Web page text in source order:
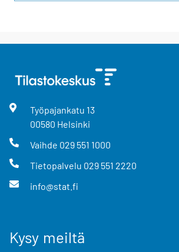
Työpajankatu 13
00580 Helsinki
Vaihde 029 551 1000
Tietopalvelu 029 551 2220
info@stat.fi
Kysy meiltä